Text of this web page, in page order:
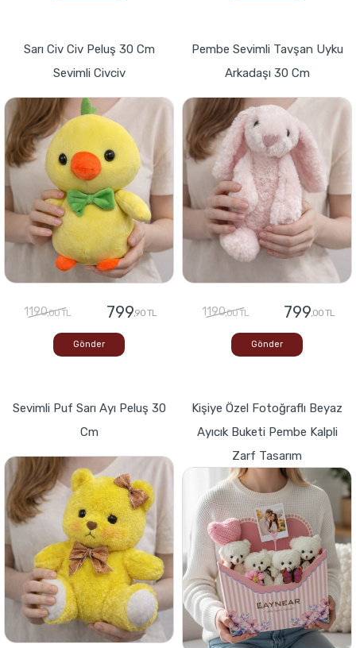
Sarı Civ Civ Peluş 30 Cm
Sevimli Civciv
1190,00 TL 799,90 TL
Gönder
Pembe Sevimli Tavşan Uyku
Arkadaşı 30 Cm
1190,00 TL 799,00 TL
Gönder
Sevimli Puf Sarı Ayı Peluş 30
Cm
Kişiye Özel Fotoğraflı Beyaz
Ayıcık Buketi Pembe Kalpli
Zarf Tasarım